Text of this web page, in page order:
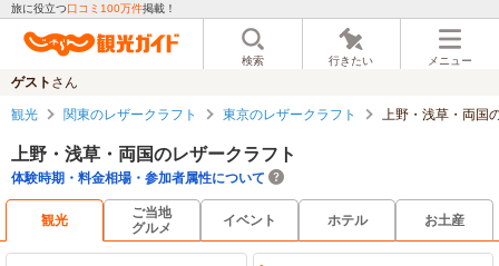
旅に役立つ口コミ100万件掲載！
検索 行きたい メニュー
ゲスト さん
観光 関東のレザークラフト 東京のレザークラフト 上野・浅草・両国
上野・浅草・両国のレザークラフト
体験時期・料金相場・参加者属性について
観光
ご当地
グルメ
イベント ホテル お土産